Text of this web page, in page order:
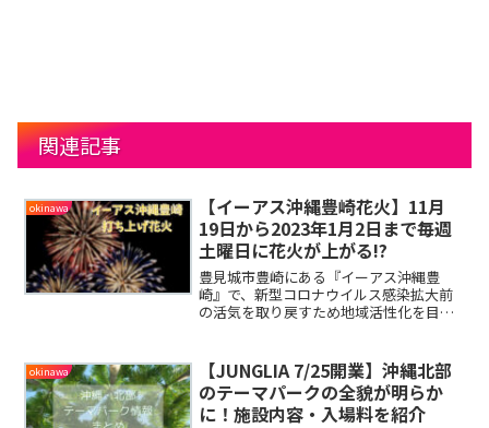
関連記事
okinawa
【イーアス沖縄豊崎花火】11月
19日から2023年1月2日まで毎週
土曜日に花火が上がる!?
豊見城市豊崎にある『イーアス沖縄豊
崎』で、新型コロナウイルス感染拡大前
の活気を取り戻すため地域活性化を目的
す。全7回の打ち上げ花火がありますの
で、この機会にイーアス沖縄豊崎へ行っ
てみましょう♪
okinawa
【JUNGLIA 7/25開業】沖縄北部
のテーマパークの全貌が明らか
に！施設内容・入場料を紹介